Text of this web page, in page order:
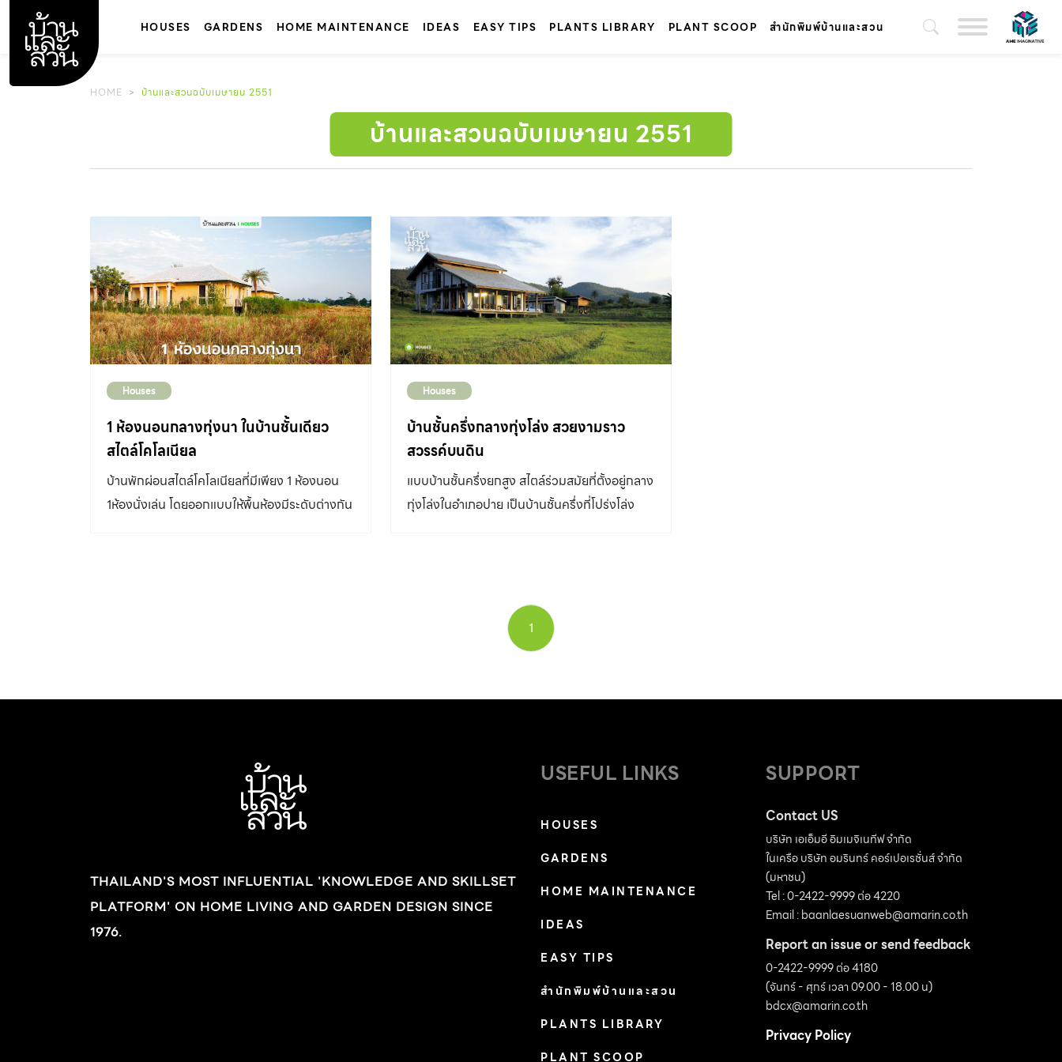
content
HOUSES GARDENS HOME MAINTENANCE IDEAS EASY TIPS PLANTS LIBRARY PLANT SCOOP สำนักพิมพ์บ้านและสวน
HOME บ้านและสวนฉบับเมษายน 2551
บ้านและสวนฉบับเมษายน 2551
Houses
1 ห้องนอนกลางทุ่งนา ในบ้านชั้นเดียว
สไตล์โคโลเนียล
บ้านพักผ่อนสไตล์โคโลเนียลที่มีเพียง 1 ห้องนอน
1ห้องนั่งเล่น โดยออกแบบให้พื้นห้องมีระดับต่างกัน
หนึ่งที่ทำให้เราได้ทำงานตรงนั้น และก็กลายเป็น
เหตุผลหนึ่งซึ่งทำให้ผมอยากจะเลี่ยงงานแบบนั้น
เมื่อทำบ้านของตัวเอง ไม่ใช่ว่าไม่ชอบ แต่ผมอยาก
ได้บ้านที่เป็นบ้านของผมเอง” นอกจากออกแบบ
สามคนด้วย เพราะทั้งสี่คนร่วมกันซื้อที่ดินผืนหนึ่ง
กลางทุ่งนาในเขตอำเภอสันทราย จังหวัดเชียงใหม่
และแบ่งสร้างเป็นบ้าน 4 หลัง อีกส่วนหนึ่งสร้าง
Houses
บ้านชั้นครึ่งกลางทุ่งโล่ง สวยงามราว
สวรรค์บนดิน
แบบบ้านชั้นครึ่งยกสูง สไตล์ร่วมสมัยที่ตั้งอยู่กลาง
ทุ่งโล่งในอำเภอปาย เป็นบ้านชั้นครึ่งที่โปร่งโล่ง
1
THAILAND'S MOST INFLUENTIAL 'KNOWLEDGE AND SKILLSET
PLATFORM' ON HOME LIVING AND GARDEN DESIGN SINCE
1976.
USEFUL LINKS
HOUSES
GARDENS
HOME MAINTENANCE
IDEAS
EASY TIPS
สำนักพิมพ์บ้านและสวน
PLANTS LIBRARY
PLANT SCOOP
SUPPORT
Contact US
บริษัท เอเอ็มอี อิมเมจิเนทีฟ จำกัด
ในเครือ บริษัท อมรินทร์ คอร์เปอเรชั่นส์ จำกัด
(มหาชน)
Tel : 0-2422-9999 ต่อ 4220
Email :baanlaesuanweb@amarin.co.th
Report an issue or send feedback
0-2422-9999 ต่อ 4180
(จันทร์ - ศุกร์ เวลา 09.00 - 18.00 น)
bdcx@amarin.co.th
Privacy Policy